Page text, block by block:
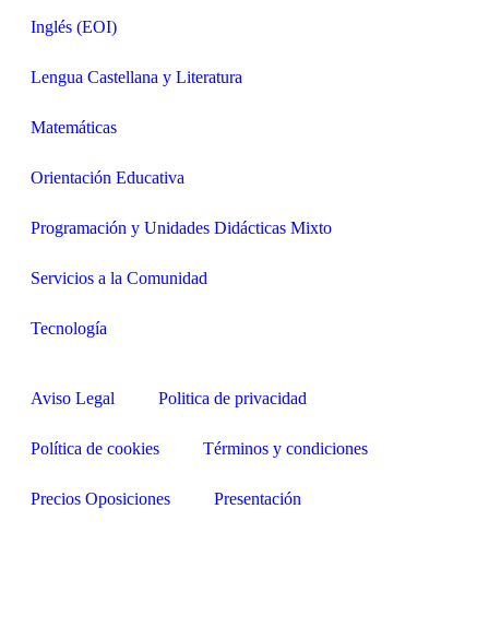
Inglés (EOI)
Lengua Castellana y Literatura
Matemáticas
Orientación Educativa
Programación y Unidades Didácticas Mixto
Servicios a la Comunidad
Tecnología
Aviso Legal Politica de privacidad
Política de cookies Términos y condiciones
Precios Oposiciones Presentación